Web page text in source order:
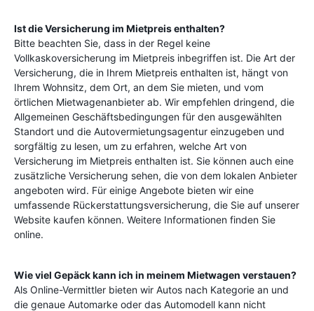
Ist die Versicherung im Mietpreis enthalten?
Bitte beachten Sie, dass in der Regel keine
Vollkaskoversicherung im Mietpreis inbegriffen ist. Die Art der
Versicherung, die in Ihrem Mietpreis enthalten ist, hängt von
Ihrem Wohnsitz, dem Ort, an dem Sie mieten, und vom
örtlichen Mietwagenanbieter ab. Wir empfehlen dringend, die
Allgemeinen Geschäftsbedingungen für den ausgewählten
Standort und die Autovermietungsagentur einzugeben und
sorgfältig zu lesen, um zu erfahren, welche Art von
Versicherung im Mietpreis enthalten ist. Sie können auch eine
zusätzliche Versicherung sehen, die von dem lokalen Anbieter
angeboten wird. Für einige Angebote bieten wir eine
umfassende Rückerstattungsversicherung, die Sie auf unserer
Website kaufen können. Weitere Informationen finden Sie
online.
Wie viel Gepäck kann ich in meinem Mietwagen verstauen?
Als Online-Vermittler bieten wir Autos nach Kategorie an und
die genaue Automarke oder das Automodell kann nicht